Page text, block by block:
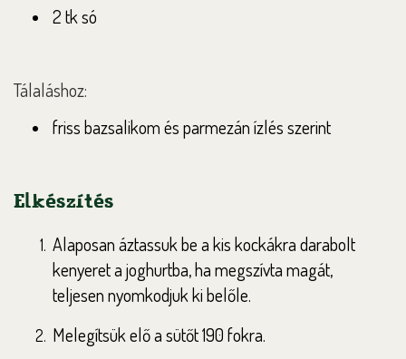
2 tk só
Tálaláshoz:
friss bazsalikom és parmezán ízlés szerint
Elkészítés
Alaposan áztassuk be a kis kockákra darabolt
kenyeret a joghurtba, ha megszívta magát,
teljesen nyomkodjuk ki belőle.
Melegítsük elő a sütőt 190 fokra.